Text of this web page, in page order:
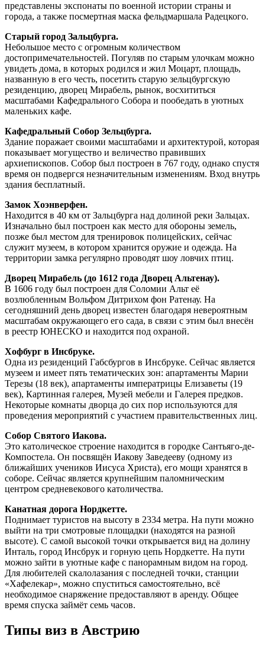
представлены экспонаты по военной истории страны и
города, а также посмертная маска фельдмаршала Радецкого.
Старый город Зальцбурга.
Небольшое место с огромным количеством
достопримечательностей. Погуляв по старым улочкам можно
увидеть дома, в которых родился и жил Моцарт, площадь,
названную в его честь, посетить старую зельцбургскую
резиденцию, дворец Мирабель, рынок, восхититься
масштабами Кафедрального Собора и пообедать в уютных
маленьких кафе.
Кафедральный Собор Зельцбурга.
Здание поражает своими масштабами и архитектурой, которая
показывает могущество и величество правивших
архиепископов. Собор был построен в 767 году, однако спустя
время он подвергся незначительным изменениям. Вход внутрь
здания бесплатный.
Замок Хоэнверфен.
Находится в 40 км от Зальцбурга над долиной реки Зальцах.
Изначально был построен как место для обороны земель,
позже был местом для тренировок полицейских, сейчас
служит музеем, в котором хранится оружие и одежда. На
территории замка регулярно проводят шоу ловчих птиц.
Дворец Мирабель (до 1612 года Дворец Альтенау).
В 1606 году был построен для Соломии Альт её
возлюбленным Вольфом Дитрихом фон Ратенау. На
сегодняшний день дворец известен благодаря невероятным
масштабам окружающего его сада, в связи с этим был внесён
в реестр ЮНЕСКО и находится под охраной.
Хофбург в Инсбруке.
Одна из резиденций Габсбургов в Инсбруке. Сейчас является
музеем и имеет пять тематических зон: апартаменты Марии
Терезы (18 век), апартаменты императрицы Елизаветы (19
век), Картинная галерея, Музей мебели и Галерея предков.
Некоторые комнаты дворца до сих пор используются для
проведения мероприятий с участием правительственных лиц.
Собор Святого Иакова.
Это католическое строение находится в городке Сантьяго-де-
Компостела. Он посвящён Иакову Заведееву (одному из
ближайших учеников Иисуса Христа), его мощи хранятся в
соборе. Сейчас является крупнейшим паломническим
центром средневекового католичества.
Канатная дорога Нордкетте.
Поднимает туристов на высоту в 2334 метра. На пути можно
выйти на три смотровые площадки (находятся на разной
высоте). С самой высокой точки открывается вид на долину
Инталь, город Инсбрук и горную цепь Нордкетте. На пути
можно зайти в уютные кафе с панорамным видом на город.
Для любителей скалолазания с последней точки, станции
«Хафелекар», можно спуститься самостоятельно, всё
необходимое снаряжение предоставляют в аренду. Общее
время спуска займёт семь часов.
Типы виз в Австрию